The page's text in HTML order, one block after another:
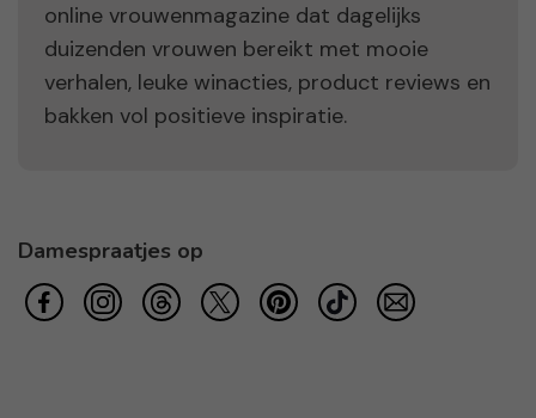
online vrouwenmagazine dat dagelijks
duizenden vrouwen bereikt met mooie
verhalen, leuke winacties, product reviews en
bakken vol positieve inspiratie.
Damespraatjes op